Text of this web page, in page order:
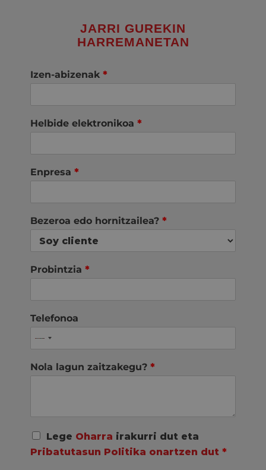
JARRI GUREKIN
HARREMANETAN
Izen-abizenak *
Helbide elektronikoa *
Enpresa *
Bezeroa edo hornitzailea? *
Probintzia *
Telefonoa
Nola lagun zaitzakegu? *
A
c
u
Lege Oharra irakurri dut eta
Pribatutasun Politika onartzen dut *